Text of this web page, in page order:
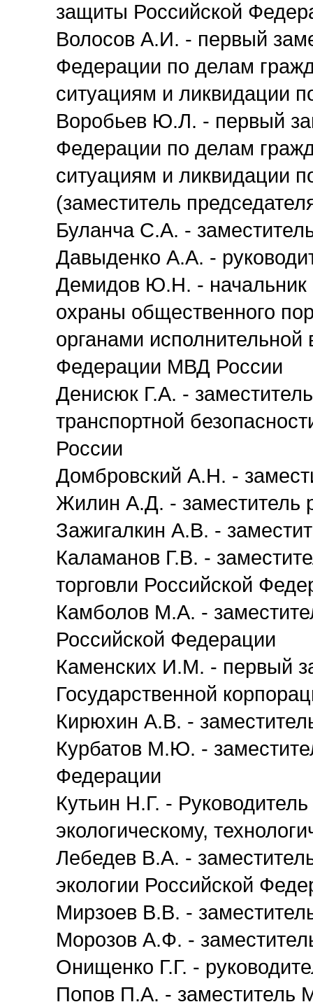
защиты Российской
Волосов А.И. - первый
Федерации по делам
ситуациям и ликвидации
Воробьев Ю.Л. - первый
Федерации по делам
ситуациям и ликвидации
(заместитель
Буланча С.А. -
Давыденко А.А. -
Демидов Ю.Н. - начальник
охраны общественного
органами исполнительной
Федерации МВД России
Денисюк Г.А. -
транспортной
России
Домбровский А.Н. -
Жилин А.Д. - заместитель
Зажигалкин А.В. -
Каламанов Г.В. -
торговли Российской
Камболов М.А. -
Российской Федерации
Каменских И.М. - первый
Государственной
Кирюхин А.В. -
Курбатов М.Ю. -
Федерации
Кутьин Н.Г. -
экологическому,
Лебедев В.А. -
экологии Российской
Мирзоев В.В. -
Морозов А.Ф. -
Онищенко Г.Г. -
Попов П.А. - заместитель